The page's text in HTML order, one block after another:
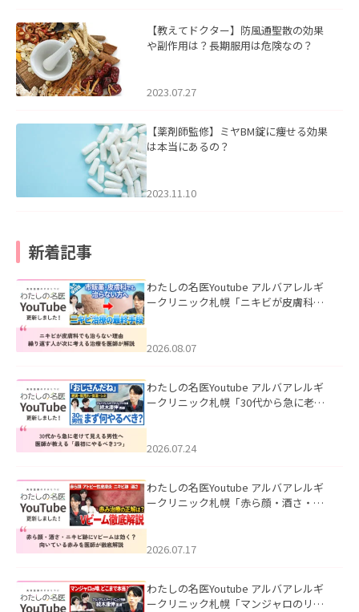
【教えてドクター】防風通聖散の効果
や副作用は？長期服用は危険なの？
2023.07.27
【薬剤師監修】ミヤBM錠に痩せる効果
は本当にあるの？
2023.11.10
新着記事
わたしの名医Youtube アルバアレルギ
ークリニック札幌「ニキビが皮膚科で
ました。
2026.08.07
わたしの名医Youtube アルバアレルギ
ークリニック札幌「30代から急に老け
た。
2026.07.24
わたしの名医Youtube アルバアレルギ
ークリニック札幌「赤ら顔・酒さ・ニ
した。
2026.07.17
わたしの名医Youtube アルバアレルギ
ークリニック札幌「マンジャロのリア